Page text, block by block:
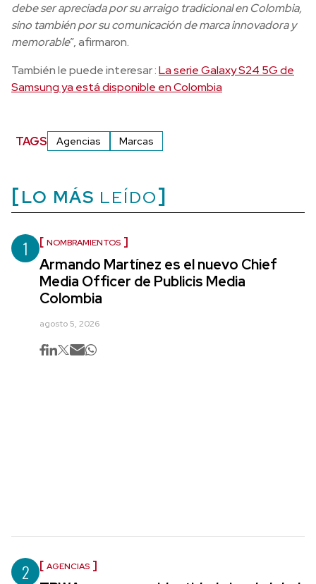
debe ser apreciada por su arraigo tradicional en Colombia,
sino también por su comunicación de marca innovadora y
memorable”, afirmaron.
También le puede interesar :La serie Galaxy S24 5G de
Samsung ya está disponible en Colombia
TAGS Agencias Marcas
LO MÁS LEÍDO
1 NOMBRAMIENTOS
Armando Martínez es el nuevo Chief
Media Officer de Publicis Media
Colombia
agosto 5, 2026
2 AGENCIAS